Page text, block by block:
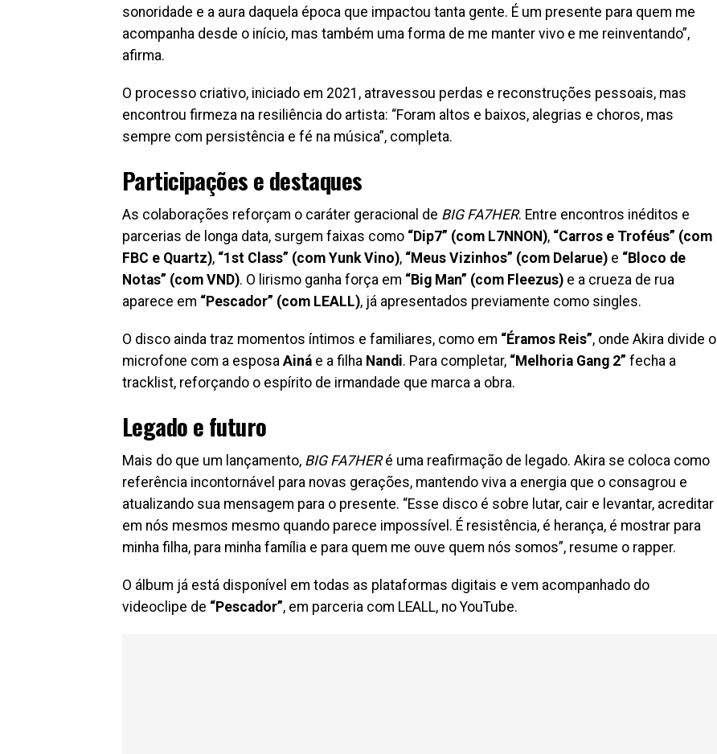
sonoridade e a aura daquela época que impactou tanta gente. É um presente para quem me
acompanha desde o início, mas também uma forma de me manter vivo e me reinventando”,
afirma.
O processo criativo, iniciado em 2021, atravessou perdas e reconstruções pessoais, mas
encontrou firmeza na resiliência do artista: “Foram altos e baixos, alegrias e choros, mas
sempre com persistência e fé na música”, completa.
Participações e destaques
As colaborações reforçam o caráter geracional de BIG FA7HER. Entre encontros inéditos e
parcerias de longa data, surgem faixas como “Dip7” (com L7NNON), “Carros e Troféus” (com
FBC e Quartz), “1st Class” (com Yunk Vino), “Meus Vizinhos” (com Delarue) e “Bloco de
Notas” (com VND). O lirismo ganha força em “Big Man” (com Fleezus) e a crueza de rua
aparece em “Pescador” (com LEALL), já apresentados previamente como singles.
O disco ainda traz momentos íntimos e familiares, como em “Éramos Reis”, onde Akira divide o
microfone com a esposa Ainá e a filha Nandi. Para completar, “Melhoria Gang 2” fecha a
tracklist, reforçando o espírito de irmandade que marca a obra.
Legado e futuro
Mais do que um lançamento, BIG FA7HERé uma reafirmação de legado. Akira se coloca como
referência incontornável para novas gerações, mantendo viva a energia que o consagrou e
atualizando sua mensagem para o presente. “Esse disco é sobre lutar, cair e levantar, acreditar
em nós mesmos mesmo quando parece impossível. É resistência, é herança, é mostrar para
minha filha, para minha família e para quem me ouve quem nós somos”, resume o rapper.
O álbum já está disponível em todas as plataformas digitais e vem acompanhado do
videoclipe de “Pescador”, em parceria com LEALL, no YouTube.